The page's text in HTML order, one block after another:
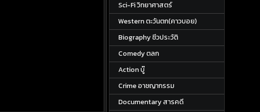
Sci-Fi วิทยาศาสตร์
Western ตะวันตก(คาวบอย)
Biography ชีวประวัติ
Comedy ตลก
Action บู๊
Crime อาชญากรรม
Documentary สารคดี